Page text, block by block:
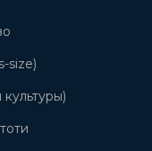
size)